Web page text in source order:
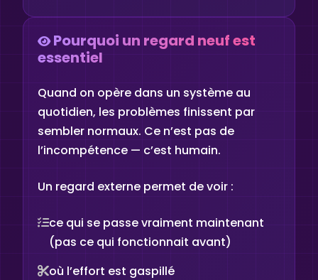
Pourquoi un regard neuf est
essentiel
Quand on opère dans un système au
quotidien, les problèmes finissent par
sembler normaux. Ce n’est pas de
l’incompétence — c’est humain.
Un regard externe permet de voir :
ce qui se passe vraiment maintenant
(pas ce qui fonctionnait avant)
où l’effort est gaspillé